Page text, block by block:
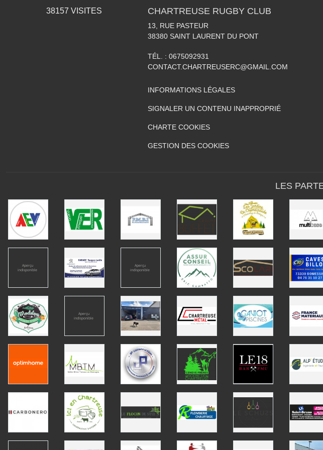
38157 VISITES CHARTREUSE RUGBY CLUB
13, RUE PASTEUR
38380 SAINT LAURENT DU PONT
TÉL. : 0675092931
CONTACT.CHARTREUSERC@GMAIL.COM
INFORMATIONS LÉGALES
SIGNALER UN CONTENU INAPPROPRIÉ
CHARTE COOKIES
GESTION DES COOKIES
LES